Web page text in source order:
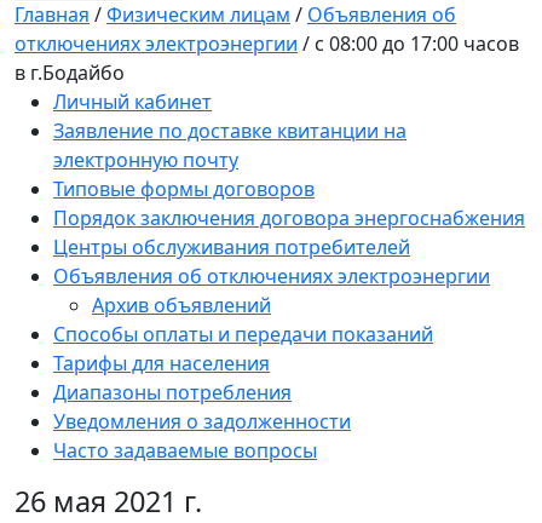
Главная /Физическим лицам / Объявления об
отключениях электроэнергии / с 08:00 до 17:00 часов
в г.Бодайбо
Личный кабинет
Заявление по доставке квитанции на
электронную почту
Типовые формы договоров
Порядок заключения договора энергоснабжения
Центры обслуживания потребителей
Объявления об отключениях электроэнергии
Архив объявлений
Способы оплаты и передачи показаний
Тарифы для населения
Диапазоны потребления
Уведомления о задолженности
Часто задаваемые вопросы
26 мая 2021 г.